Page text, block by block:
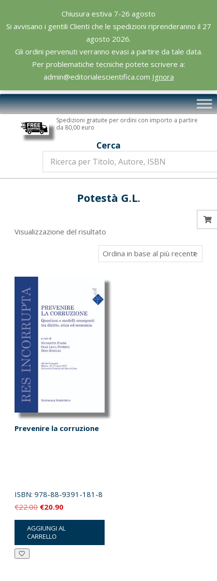
Chiusura estiva 7-26 agosto
Si avvisano i gentili Clienti che le spedizioni riprenderanno il 27
agosto 2026.
Gli ordini pervenuti verranno evasi a partire da tale data.
Per problematiche tecniche potete scrivere a:
admin@editorialescientifica.com Ignora
content
Editoriale
Scientifica
Primary
Navigation
Spedizioni gratuite per ordini con importo a partire
da 80,00 euro
Cerca
Potestà G.L.
Visualizzazione del risultato
Prevenire la corruzione
ISBN: 978-88-9391-181-8
€22.00 Il
prezzo
originale
era:
€20.90Il
prezzo
attuale
è:
AGGIUNGI AL
CARRELLO